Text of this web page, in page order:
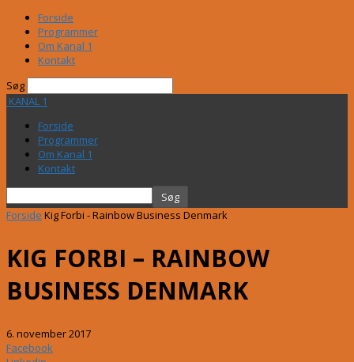
Forside
Programmer
Om Kanal 1
Kontakt
Søg
KANAL 1
Forside
Programmer
Om Kanal 1
Kontakt
Forside Kig Forbi - Rainbow Business Denmark
KIG FORBI – RAINBOW
BUSINESS DENMARK
6. november 2017
Facebook